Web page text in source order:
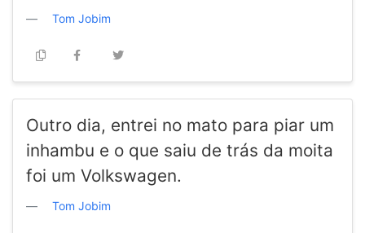
Tom Jobim
Outro dia, entrei no mato para piar um
inhambu e o que saiu de trás da moita
foi um Volkswagen.
Tom Jobim